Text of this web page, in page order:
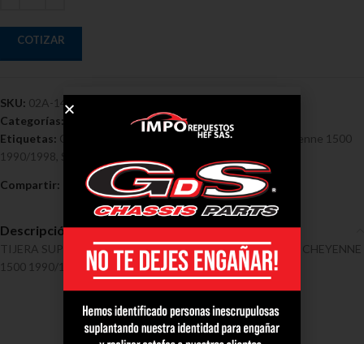
COTIZAR
SKU: 02A-1417
Categorías:
Tensores y Tijeras - Chevrolet
Etiquetas: Chevrolet
Izquierda Completa Chevrolet Cheyenne 1500
1990/1998 Superior
Compartir:
Descripción
TIJERA SUPERIOR IZQUIERDA COMPLETA CHEVROLET CHEYENNE
1500 1990/1998